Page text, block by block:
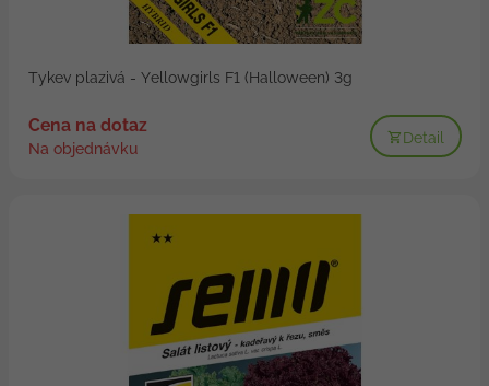
Tykev plazivá - Yellowgirls F1 (Halloween) 3g
Cena na dotaz
Na objednávku
Detail